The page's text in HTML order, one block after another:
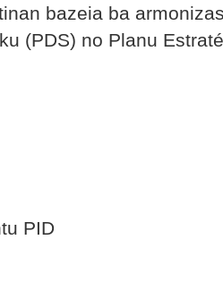
bazeia ba
(PDS) no Planu
PID